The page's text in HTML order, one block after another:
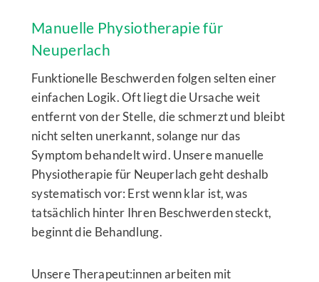
Manuelle Physiotherapie für
Neuperlach
Funktionelle Beschwerden folgen selten einer
einfachen Logik. Oft liegt die Ursache weit
entfernt von der Stelle, die schmerzt und bleibt
nicht selten unerkannt, solange nur das
Symptom behandelt wird. Unsere manuelle
Physiotherapie für Neuperlach geht deshalb
systematisch vor: Erst wenn klar ist, was
tatsächlich hinter Ihren Beschwerden steckt,
beginnt die Behandlung.
Unsere Therapeut:innen arbeiten mit